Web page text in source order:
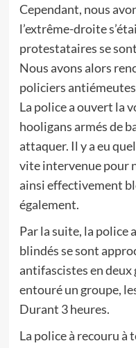
Cependant, nous
l’extrême-droite
protestataires se
Nous avons alors
policiers
La police a ouvert la
hooligans armés de
attaquer. Il y a eu
vite intervenue pour
ainsi effectivement
également.
Par la suite, la police
blindés se sont
antifascistes en deux
entouré un groupe,
Durant 3 heures.
La police à recouru à